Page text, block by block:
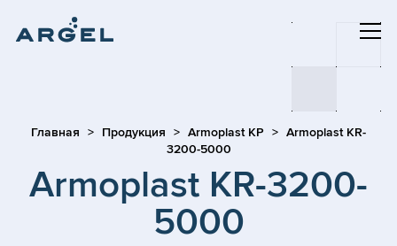
Главная Продукция Armoplast KP
Armoplast KR-
3200-5000
Armoplast KR-3200-
5000